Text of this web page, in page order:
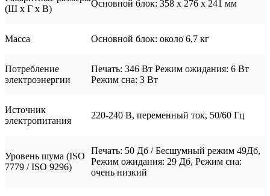
(Ш x Г x В)
Oсновной блок: 358 x 276 x 241 мм
Масса Основной блок: около 6,7 кг
Потребление
электроэнергии
Печать: 346 Вт Режим ожидания: 6 Вт
Режим сна: 3 Вт
Источник
электропитания
220-240 В, переменный ток, 50/60 Гц
Уровень шума (ISO
7779 / ISO 9296)
Печать: 50 Дб / Беcшумный режим 49Дб,
Режим ожидания: 29 Дб, Режим сна:
очень низкий